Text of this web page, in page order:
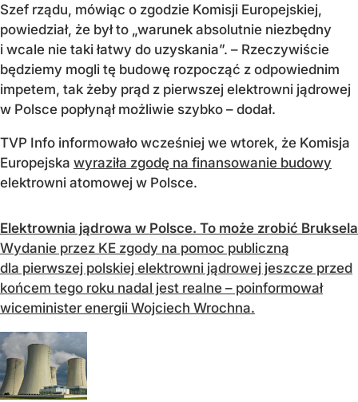
Szef rządu, mówiąc o zgodzie Komisji Europejskiej,
powiedział, że był to „warunek absolutnie niezbędny
i wcale nie taki łatwy do uzyskania”. – Rzeczywiście
będziemy mogli tę budowę rozpocząć z odpowiednim
impetem, tak żeby prąd z pierwszej elektrowni jądrowej
w Polsce popłynął możliwie szybko – dodał.
TVP Info informowało wcześniej we wtorek, że Komisja
Europejska wyraziła zgodę na finansowanie budowy
elektrowni atomowej w Polsce.
Elektrownia jądrowa w Polsce. To może zrobić Bruksela
Wydanie przez KE zgody na pomoc publiczną
dla pierwszej polskiej elektrowni jądrowej jeszcze przed
końcem tego roku nadal jest realne – poinformował
wiceminister energii Wojciech Wrochna.